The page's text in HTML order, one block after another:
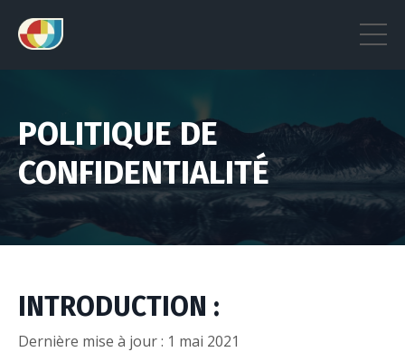
POLITIQUE DE
CONFIDENTIALITÉ
INTRODUCTION :
Dernière mise à jour : 1 mai 2021